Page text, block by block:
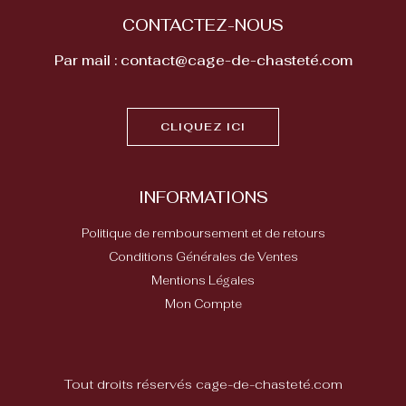
CONTACTEZ-NOUS
Par mail : contact@cage-de-chasteté.com
CLIQUEZ ICI
INFORMATIONS
Politique de remboursement et de retours
Conditions Générales de Ventes
Mentions Légales
Mon Compte
Tout droits réservés cage-de-chasteté.com